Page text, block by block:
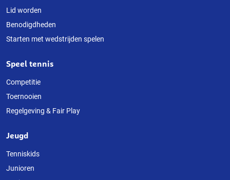
Lid worden
Benodigdheden
Starten met wedstrijden spelen
Speel tennis
Competitie
Toernooien
Regelgeving & Fair Play
Jeugd
Tenniskids
Junioren